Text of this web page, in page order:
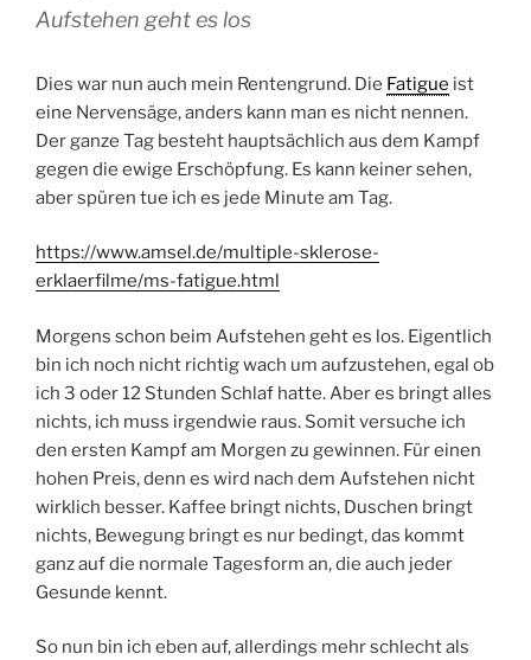
Aufstehen geht es los
Dies war nun auch mein Rentengrund. Die Fatigue ist
eine Nervensäge, anders kann man es nicht nennen.
Der ganze Tag besteht hauptsächlich aus dem Kampf
gegen die ewige Erschöpfung. Es kann keiner sehen,
aber spüren tue ich es jede Minute am Tag.
https://www.amsel.de/multiple-sklerose-
erklaerfilme/ms-fatigue.html
Morgens schon beim Aufstehen geht es los. Eigentlich
bin ich noch nicht richtig wach um aufzustehen, egal ob
ich 3 oder 12 Stunden Schlaf hatte. Aber es bringt alles
nichts, ich muss irgendwie raus. Somit versuche ich
den ersten Kampf am Morgen zu gewinnen. Für einen
hohen Preis, denn es wird nach dem Aufstehen nicht
wirklich besser. Kaffee bringt nichts, Duschen bringt
nichts, Bewegung bringt es nur bedingt, das kommt
ganz auf die normale Tagesform an, die auch jeder
Gesunde kennt.
So nun bin ich eben auf, allerdings mehr schlecht als